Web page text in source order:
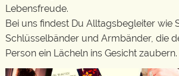
Lebensfreude.
Bei uns findest Du Alltagsbegleiter wie
Schlüsselbänder und Armbänder, die
Person ein Lächeln ins Gesicht zaubern.